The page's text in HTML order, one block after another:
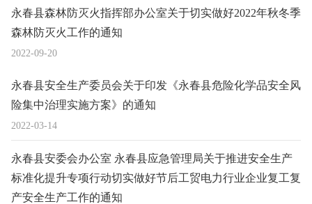
2022-09-20
永春县森林防灭火指挥部办公室关于切实做好2022年秋冬季
森林防灭火工作的通知
2022-03-14
永春县安全生产委员会关于印发《永春县危险化学品安全风
险集中治理实施方案》的通知
永春县安委会办公室 永春县应急管理局关于推进安全生产
标准化提升专项行动切实做好节后工贸电力行业企业复工复
产安全生产工作的通知